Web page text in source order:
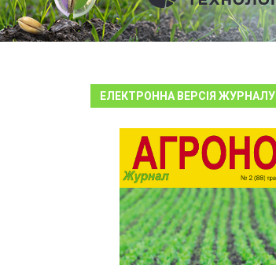
ЕЛЕКТРОННА ВЕРСІЯ ЖУРНАЛУ